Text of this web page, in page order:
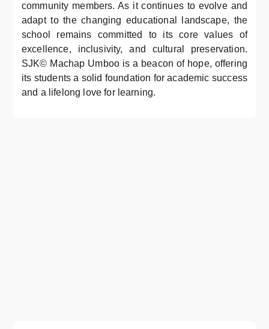
community members. As it continues to evolve and
adapt to the changing educational landscape, the
school remains committed to its core values of
excellence, inclusivity, and cultural preservation.
SJK© Machap Umboo is a beacon of hope, offering
its students a solid foundation for academic success
and a lifelong love for learning.